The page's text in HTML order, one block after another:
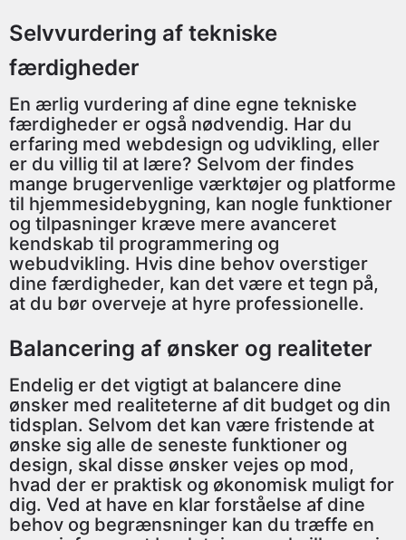
Selvvurdering af tekniske
færdigheder
En ærlig vurdering af dine egne tekniske
færdigheder er også nødvendig. Har du
erfaring med webdesign og udvikling, eller
er du villig til at lære? Selvom der findes
mange brugervenlige værktøjer og platforme
til hjemmesidebygning, kan nogle funktioner
og tilpasninger kræve mere avanceret
kendskab til programmering og
webudvikling. Hvis dine behov overstiger
dine færdigheder, kan det være et tegn på,
at du bør overveje at hyre professionelle.
Balancering af ønsker og realiteter
Endelig er det vigtigt at balancere dine
ønsker med realiteterne af dit budget og din
tidsplan. Selvom det kan være fristende at
ønske sig alle de seneste funktioner og
design, skal disse ønsker vejes op mod,
hvad der er praktisk og økonomisk muligt for
dig. Ved at have en klar forståelse af dine
behov og begrænsninger kan du træffe en